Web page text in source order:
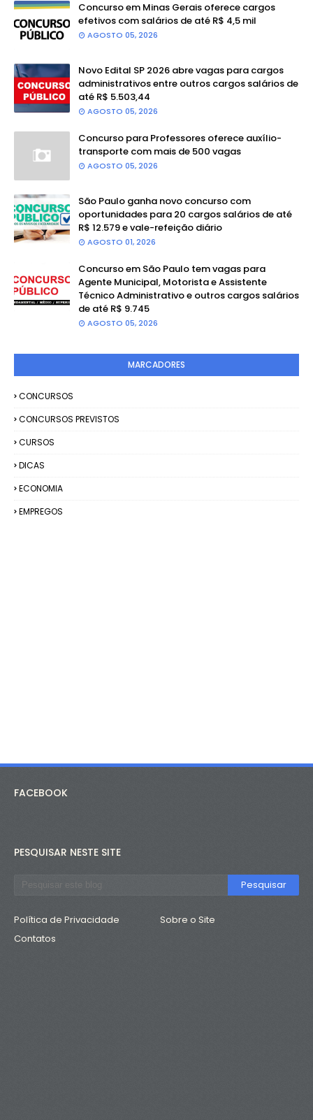
Concurso em Minas Gerais oferece cargos
efetivos com salários de até R$ 4,5 mil
AGOSTO 05, 2026
Novo Edital SP 2026 abre vagas para cargos
administrativos entre outros cargos salários de
até R$ 5.503,44
AGOSTO 05, 2026
Concurso para Professores oferece auxílio-
transporte com mais de 500 vagas
AGOSTO 05, 2026
São Paulo ganha novo concurso com
oportunidades para 20 cargos salários de até
R$ 12.579 e vale-refeição diário
AGOSTO 01, 2026
Concurso em São Paulo tem vagas para
Agente Municipal, Motorista e Assistente
Técnico Administrativo e outros cargos salários
de até R$ 9.745
AGOSTO 05, 2026
MARCADORES
CONCURSOS
CONCURSOS PREVISTOS
CURSOS
DICAS
ECONOMIA
EMPREGOS
FACEBOOK
PESQUISAR NESTE SITE
Política de Privacidade
Sobre o Site
Contatos